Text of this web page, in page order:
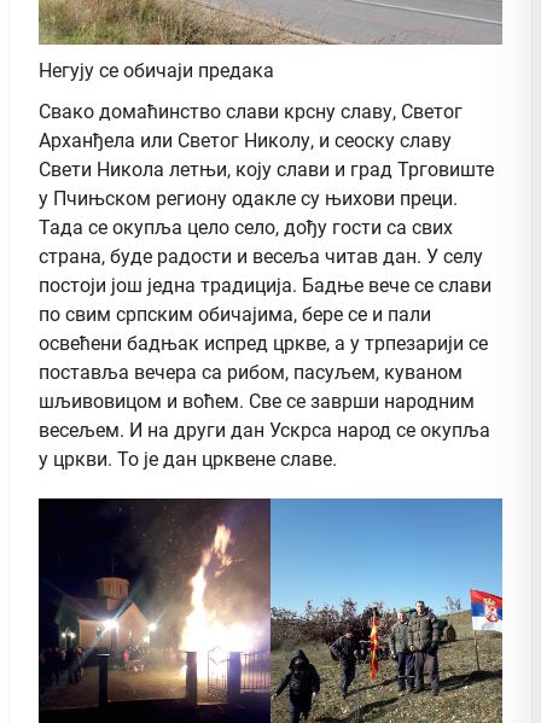
Негују се обичаји предака
Свако домаћинство слави крсну славу, Светог
Арханђела или Светог Николу, и сеоску славу
Свети Никола летњи, коју слави и град Трговиште
у Пчињском региону одакле су њихови преци.
Тада се окупља цело село, дођу гости са свих
страна, буде радости и весеља читав дан. У селу
постоји још једна традиција. Бадње вече се слави
по свим српским обичајима, бере се и пали
освећени бадњак испред цркве, а у трпезарији се
поставља вечера са рибом, пасуљем, куваном
шљивовицом и воћем. Све се заврши народним
весељем. И на други дан Ускрса народ се окупља
у цркви. То је дан црквене славе.